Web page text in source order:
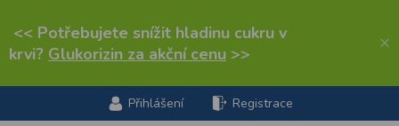
<< Potřebujete snížit hladinu cukru v
krvi? Glukorizin za akční cenu >> ×
Přihlášení Registrace